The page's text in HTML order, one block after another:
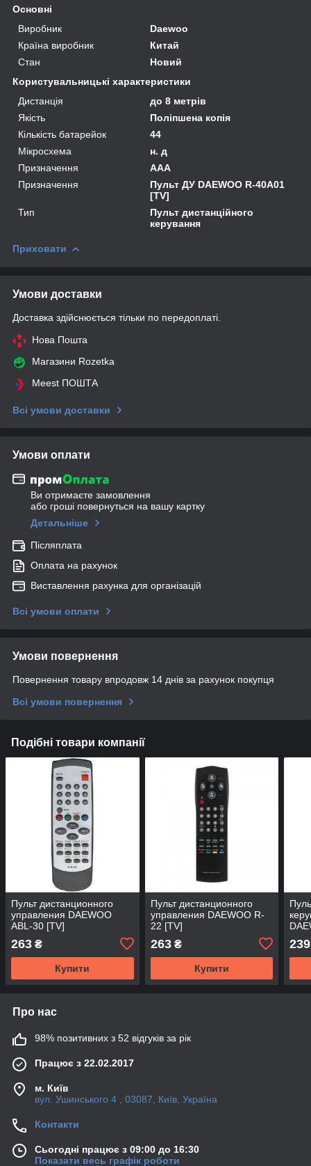
Основні
Виробник
Daewoo
Країна виробник
Китай
Стан
Новий
Користувальницькі характеристики
Дистанція
до 8 метрів
Якість
Поліпшена копія
Кількість батарейок
44
Мікросхема
н. д
Призначення
AAA
Призначення
Пульт ДУ DAEWOO R-40A01
[TV]
Тип
Пульт дистанційного
керування
Приховати
Умови доставки
Доставка здійснюється тільки по передоплаті.
Нова Пошта
Магазини Rozetka
Meest ПОШТА
Всі умови доставки
Умови оплати
Ви отримаєте замовлення
або гроші повернуться на вашу картку
Детальніше
Післяплата
Оплата на рахунок
Виставлення рахунка для організацій
Всі умови оплати
Умови повернення
Повернення товару впродовж 14 днів за рахунок покупця
Всі умови повернення
Подібні товари компанії
Пульт дистанционного
управления DAEWOO
ABL-30 [TV]
263 ₴
Купити
Пульт дистанционного
управления DAEWOO R-
22 [TV]
263₴
Купити
239
Про нас
98% позитивних з 52 відгуків за рік
Працює з 22.02.2017
м. Київ
вул. Ушинського 4 , 03087, Київ, Україна
Контакти
Сьогодні працює з 09:00 до 16:30
Показати весь графік роботи